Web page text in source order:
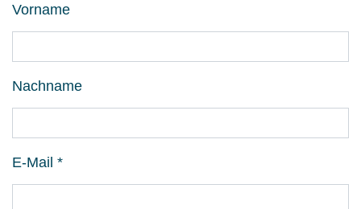
Vorname
Nachname
E-Mail *